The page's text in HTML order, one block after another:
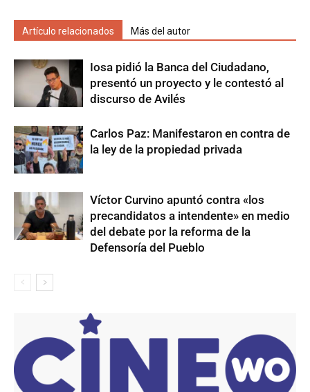
Artículo relacionados Más del autor
Iosa pidió la Banca del Ciudadano,
presentó un proyecto y le contestó al
discurso de Avilés
Carlos Paz: Manifestaron en contra de
la ley de la propiedad privada
Víctor Curvino apuntó contra «los
precandidatos a intendente» en medio
del debate por la reforma de la
Defensoría del Pueblo